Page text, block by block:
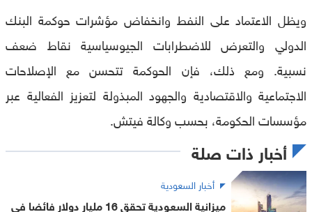
ويظل الاعتماد على النفط وانخفاض مؤشرات حوكمة البنك
الدولي والتعرض للاضطرابات الجيوسياسية نقاط ضعف
نسبية. ومع ذلك، فإن الحوكمة تتحسن مع الإصلاحات
الاجتماعية والاقتصادية والجهود المبذولة لتعزيز الفعالية عبر
مؤسسات الحكومة، بحسب وكالة فيتش.
أخبار ذات صلة
أخبار السعودية
ميزانية السعودية تحقق 16 مليار دولار فائضا في